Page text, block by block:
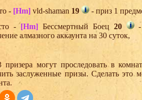
- [Hm] vld-shaman 19
- приз 1
-[Hm]Бессмертный Боец 20
-
алмазного аккаунта на 30 суток,
призера могут проследовать в
заслуженные призы. Сделать это